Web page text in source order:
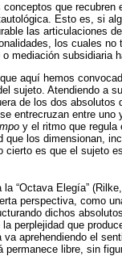
que
Esto es, si
las articulaciones
los cuales
mediación subsidiaria
aquí hemos
sujeto. Atendiendo a
de los dos absolutos
entrecruzan entre
y el ritmo que regula
que los dimensionan,
cierto es que el sujeto
la “Octava Elegía”
perspectiva, como
dichos
perplejidad que
aprehendiendo el
libre, sin